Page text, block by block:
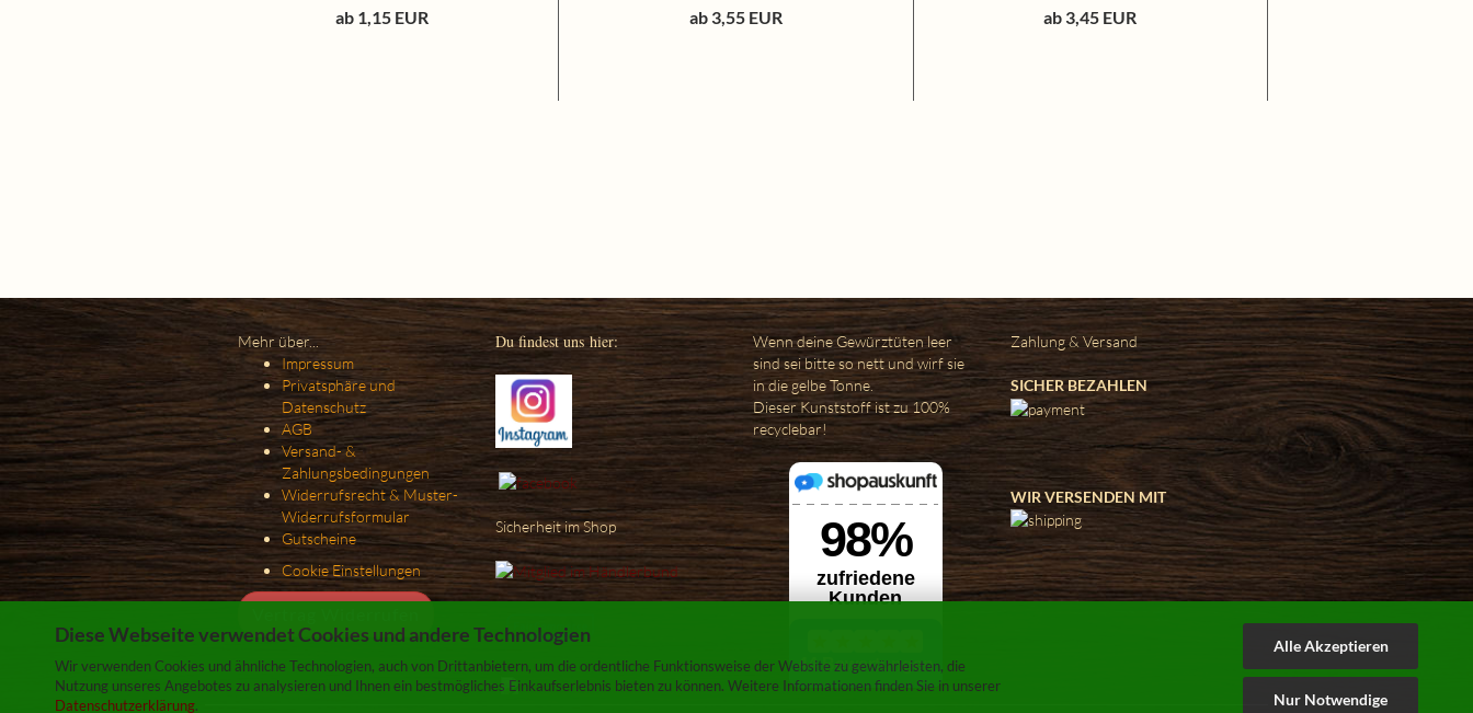
Diese Webseite verwendet Cookies und andere Technologien
Wir verwenden Cookies und ähnliche Technologien, auch von Drittanbietern, um die ordentliche Funktionsweise der Website zu gewährleisten, die
Nutzung unseres Angebotes zu analysieren und Ihnen ein bestmögliches Einkaufserlebnis bieten zu können. Weitere Informationen finden Sie in unserer
Datenschutzerklärung.
Alle Akzeptieren
Nur Notwendige
ab 1,15 EUR ab 3,55 EUR ab 3,45 EUR
Mehr über...
Impressum
Privatsphäre und
Datenschutz
AGB
Versand- &
Zahlungsbedingungen
Widerrufsrecht & Muster-
Widerrufsformular
Gutscheine
Cookie Einstellungen
Du findest uns hier:
Sicherheit im Shop
Wenn deine Gewürztüten leer
sind sei bitte so nett und wirf sie
in die gelbe Tonne.
Dieser Kunststoff ist zu 100%
recyclebar!
Zahlung & Versand
SICHER BEZAHLEN
WIR VERSENDEN MIT